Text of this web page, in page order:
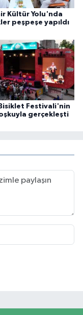
Kültür Yolu'nda
peşpeşe yapıldı
Festivali'nin
coşkuyla gerçekleşti